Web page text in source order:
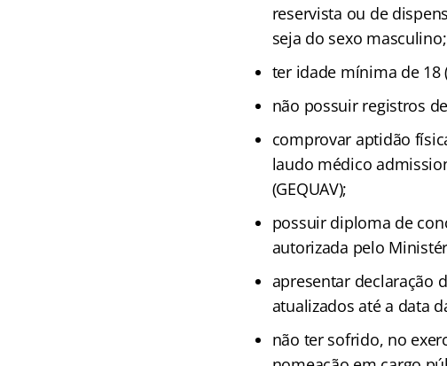
reservista ou de
seja do sexo masculino;
ter idade mínima de 18
não possuir registros
comprovar aptidão
laudo médico
(GEQUAV);
possuir diploma de
autorizada pelo
apresentar declaração
atualizados até a data
não ter sofrido, no